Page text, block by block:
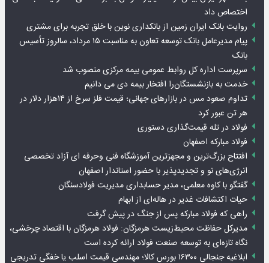
اختصاص داد
روایت بانک ایران زمین از بانکداری نوین با خلق تجربه برای مشتری
پیام مدیرعامل بانک توسعه تعاون به مناسبت ۱۵ مرداد، سالروز تأسیس
بانک
سرپرست اداره کل روابط عمومی بیمه مرکزی منصوب شد
خدمت به بازنشستگان‌را افتخار بیمه دی می دانیم
تداوم صعود مس در بازارهای جهانی؛ قیمت فلز سرخ از ۱۴هزار دلار در
هر تن عبور کرد
فولاد در تله قیمت‌گذاری دستوری
فولاد مبارکه اصفهان
افتتاح بزرگ‌ترین و مجهزترین آموزشگاه فنی وحرفه ای آزاد تخصصی
انرژی‌های نو و تجدیدپذیر با حضور استاندار اصفهان
گفتگو با کاوه معلمی، مدیر حسابداری مدیریت فولادسنگان
حیات اکتشافات غدیر در هاله‌ای از ابهام
راهی که فولاد مبارکه پس از جنگ در پیش گرفت
مدیرکل حفاظت محیط‌زیست هرمزگان: فولاد هرمزگان با اقتصاد چرخشی،
نگاه تازه‌ای به توسعه صنعت فولاد ارائه کرده است
ابلاغیه جنجالی ۱۶۳۰۰ بورس کالا؛ مهندسی قیمت اسلب یا خفگی تدریجی